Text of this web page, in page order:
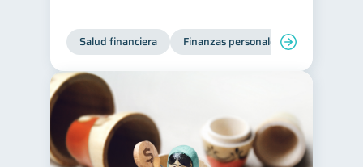
Salud financiera Finanzas personales